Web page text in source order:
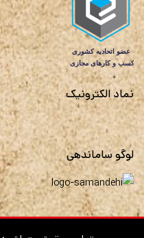
نماد الکترونیک
لوگو ساماندهی